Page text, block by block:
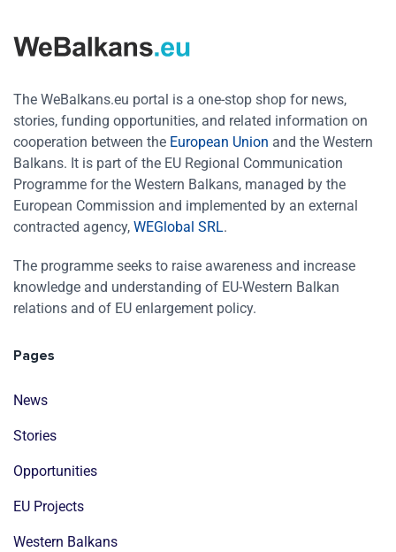
The WeBalkans.eu portal is a one-stop shop for news,
stories, funding opportunities, and related information on
cooperation between the European Union and the Western
Balkans. It is part of the EU Regional Communication
Programme for the Western Balkans, managed by the
European Commission and implemented by an external
contracted agency, WEGlobal SRL.
The programme seeks to raise awareness and increase
knowledge and understanding of EU-Western Balkan
relations and of EU enlargement policy.
Pages
News
Stories
Opportunities
EU Projects
Western Balkans